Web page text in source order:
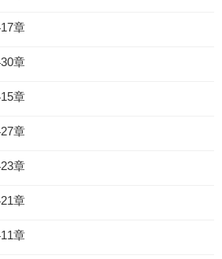
章
章
章
章
章
章
章